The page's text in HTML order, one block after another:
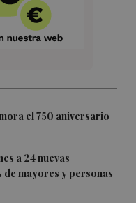
el 750 aniversario
a 24 nuevas
mayores y personas